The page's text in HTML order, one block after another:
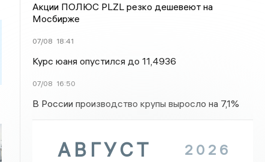
Акции ПОЛЮС PLZL резко дешевеют на
Мосбирже
07/08 18:41
Курс юаня опустился до 11,4936
07/08 16:50
В России производство крупы выросло на 7,1%
АВГУСТ 2026